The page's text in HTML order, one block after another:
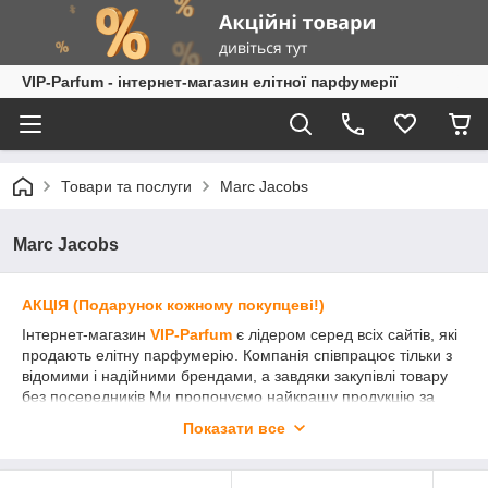
VIP-Parfum - інтернет-магазин елітної парфумерії
Товари та послуги Marc Jacobs
Marc Jacobs
АКЦІЯ (Подарунок кожному покупцеві!)
Інтернет-магазин VIP-Parfum є лідером серед всіх сайтів, які
продають елітну парфумерію. Компанія співпрацює тільки з
відомими і надійними брендами, а завдяки закупівлі товару
без посередників Ми пропонуємо найкращу продукцію за
покупка як для жінки, так і чоловіки різного віку. Хороші
Показати все